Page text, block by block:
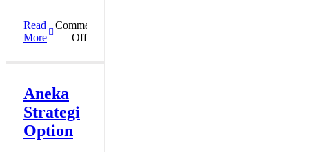
Read
More
Comments
Offon
Aneka
Strategi
Option